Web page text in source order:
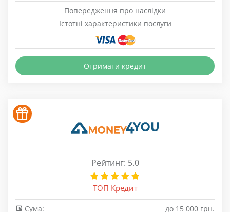
Попередження про наслідки
Істотні характеристики послуги
Отримати кредит
Рейтинг: 5.0
ТОП Кредит
Сума:
до 15 000 грн.